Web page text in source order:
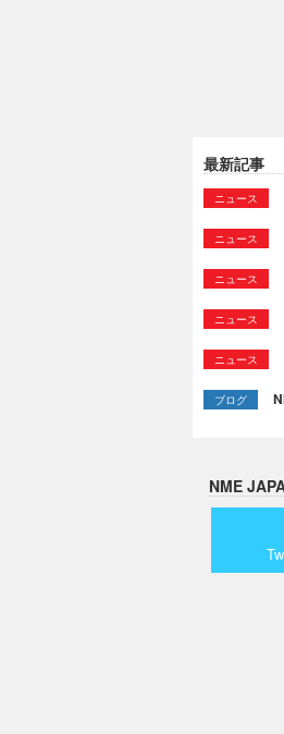
最新記事
ニュース
ニュース
ニュース
ニュース
ニュース
ブログ
NME